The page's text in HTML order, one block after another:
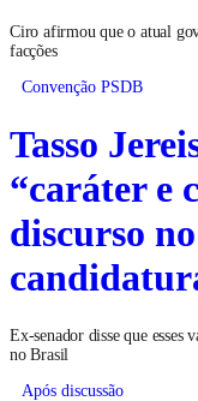
Ciro afirmou que o atual
facções
Convenção PSDB
Tasso
“caráter e
discurso
Ex-senador disse que esses
no Brasil
Após discussão